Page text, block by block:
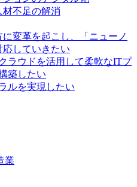
不足の解消
変革を起こし、「ニューノ
応していきたい
ラウドを活用して柔軟なITプ
築したい
ルを実現したい
業